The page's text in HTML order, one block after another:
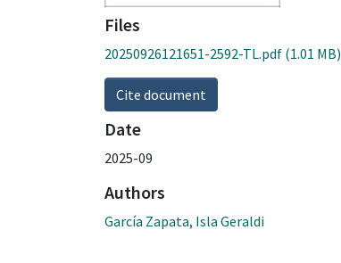
Files
20250926121651-2592-TL.pdf (1.01 MB)
Cite document
Date
2025-09
Authors
García Zapata, Isla Geraldi